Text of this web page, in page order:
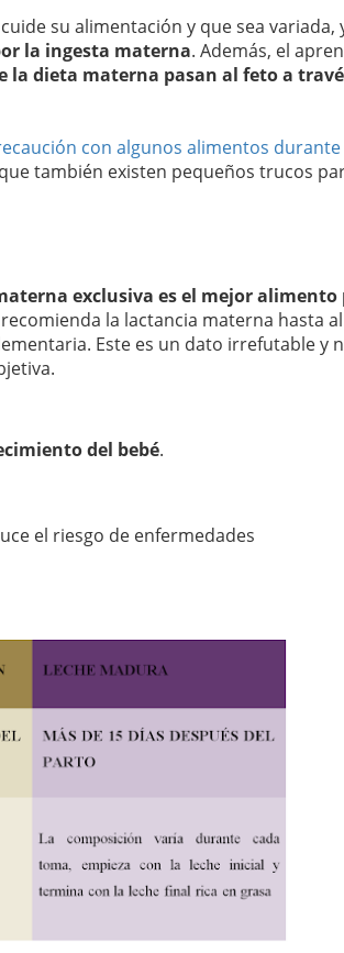
su alimentación y que sea variada,
la ingesta materna. Además, el
la dieta materna pasan al feto a
con algunos alimentos durante
también existen pequeños trucos
exclusiva es el mejor alimento
la lactancia materna hasta al
Este es un dato irrefutable y
del bebé.
el riesgo de enfermedades